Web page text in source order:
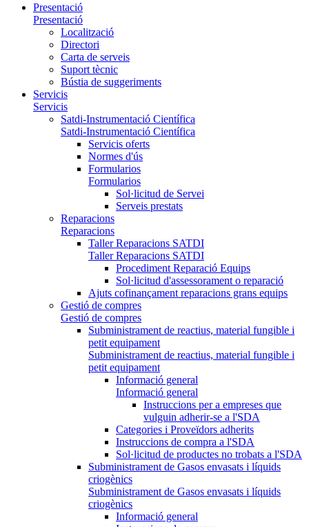
Presentació
Presentació
Localització
Directori
Carta de serveis
Suport tècnic
Bústia de suggeriments
Servicis
Servicis
Satdi-Instrumentació Científica
Satdi-Instrumentació Científica
Servicis oferts
Normes d'ús
Formularios
Formularios
Sol·licitud de Servei
Serveis prestats
Reparacions
Reparacions
Taller Reparacions SATDI
Taller Reparacions SATDI
Procediment Reparació Equips
Sol·licitud d'assessorament o reparació
Ajuts cofinançament reparacions grans equips
Gestió de compres
Gestió de compres
Subministrament de reactius, material fungible i
petit equipament
Subministrament de reactius, material fungible i
petit equipament
Informació general
Informació general
Instruccions per a empreses que
vulguin adherir-se a l'SDA
Categories i Proveïdors adherits
Instruccions de compra a l'SDA
Sol·licitud de productes no trobats a l'SDA
Subministrament de Gasos envasats i líquids
criogènics
Subministrament de Gasos envasats i líquids
criogènics
Informació general